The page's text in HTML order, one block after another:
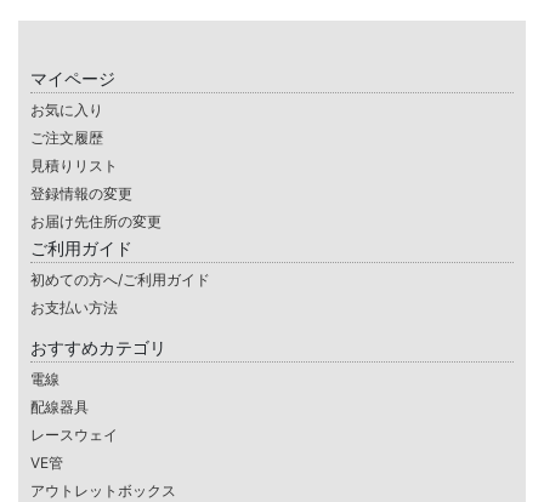
マイページ
お気に入り
ご注文履歴
見積りリスト
登録情報の変更
お届け先住所の変更
ご利用ガイド
初めての方へ/ご利用ガイド
お支払い方法
おすすめカテゴリ
電線
配線器具
レースウェイ
VE管
アウトレットボックス